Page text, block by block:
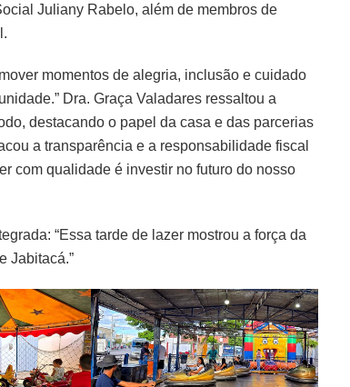
Juliany Rabelo, além de membros de
momentos de alegria, inclusão e cuidado
Dra. Graça Valadares ressaltou a
destacando o papel da casa e das parcerias
a transparência e a responsabilidade fiscal
com qualidade é investir no futuro do nosso
“Essa tarde de lazer mostrou a força da
Jabitacá.”